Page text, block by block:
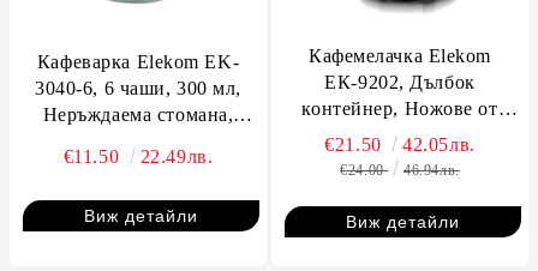
Кафеварка Elekom EK-
3040-6, 6 чаши, 300 мл,
Неръждаема стомана,
€11.50 22.49лв.
Виж детайли
Кафемелачка Elekom
ЕК-9202, Дълбок
контейнер, Ножове от
неръждаема стомана, 200W
€21.50 42.05лв.
€24.00 46.94лв.
Виж детайли